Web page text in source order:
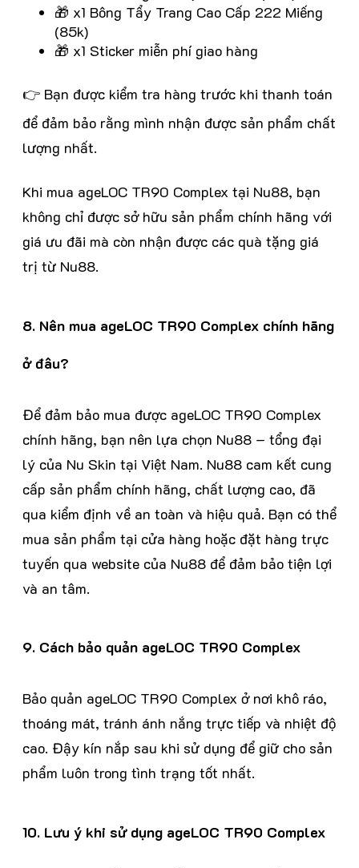
🎁 x1 Bông Tẩy Trang Cao Cấp 222 Miếng
(85k)
🎁 x1 Sticker miễn phí giao hàng
👉 Bạn được kiểm tra hàng trước khi thanh toán
để đảm bảo rằng mình nhận được sản phẩm chất
lượng nhất.
Khi mua ageLOC TR90 Complex tại Nu88, bạn
không chỉ được sở hữu sản phẩm chính hãng với
giá ưu đãi mà còn nhận được các quà tặng giá
trị từ Nu88.
8. Nên mua ageLOC TR90 Complex chính hãng
ở đâu?
Để đảm bảo mua được ageLOC TR90 Complex
chính hãng, bạn nên lựa chọn Nu88 – tổng đại
lý của Nu Skin tại Việt Nam. Nu88 cam kết cung
cấp sản phẩm chính hãng, chất lượng cao, đã
qua kiểm định về an toàn và hiệu quả. Bạn có thể
mua sản phẩm tại cửa hàng hoặc đặt hàng trực
tuyến qua website của Nu88 để đảm bảo tiện lợi
và an tâm.
9. Cách bảo quản ageLOC TR90 Complex
Bảo quản ageLOC TR90 Complex ở nơi khô ráo,
thoáng mát, tránh ánh nắng trực tiếp và nhiệt độ
cao. Đậy kín nắp sau khi sử dụng để giữ cho sản
phẩm luôn trong tình trạng tốt nhất.
10. Lưu ý khi sử dụng ageLOC TR90 Complex